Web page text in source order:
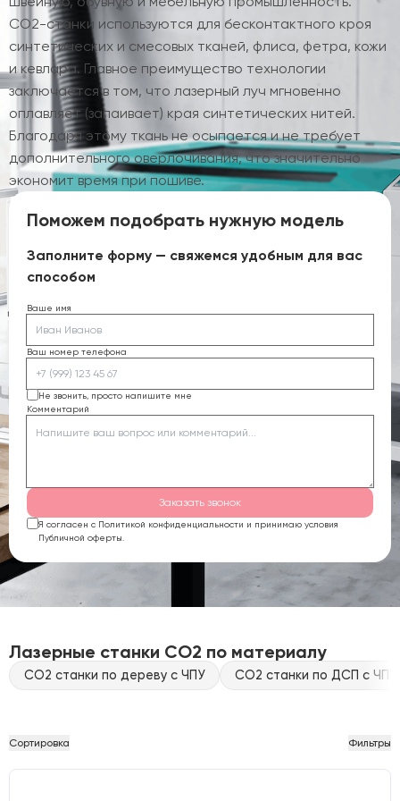
CO2-станки используются для бесконтактного кроя
синтетических и смесовых тканей, флиса, фетра, кожи
и кевлара. Главное преимущество технологии
заключается в том, что лазерный луч мгновенно
оплавляет (запаивает) края синтетических нитей.
Благодаря этому ткань не осыпается и не требует
дополнительного оверлочивания, что значительно
экономит время при пошиве.
Поможем подобрать нужную модель
Заполните форму — свяжемся удобным для вас
способом
Ваше имя
Ваш номер телефона
Не звонить, просто напишите мне
Комментарий
Заказать звонок
Я согласен с Политикой конфиденциальности и принимаю условия
Публичной оферты.
Лазерные станки CO2 по материалу
CO2 станки по дереву с ЧПУ CO2 станки по ДСП с ЧПУ
Сортировка Фильтры